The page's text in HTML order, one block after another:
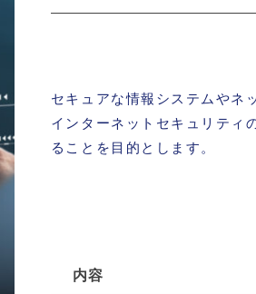
セキュアな情報システムやネ
インターネットセキュリティ
ることを目的とします。
内容